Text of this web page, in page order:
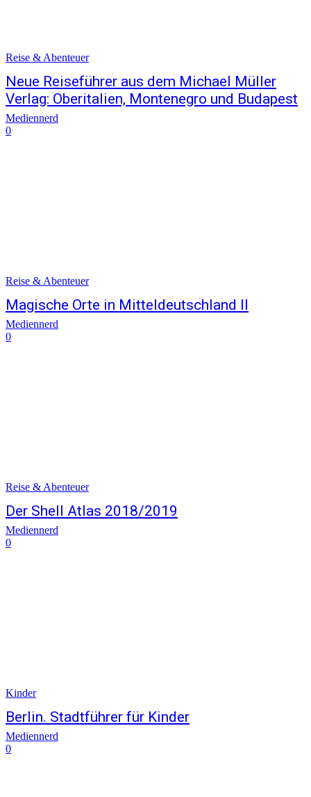
Reise & Abenteuer
Neue Reiseführer aus dem Michael Müller
Verlag: Oberitalien, Montenegro und Budapest
Mediennerd
0
Reise & Abenteuer
Magische Orte in Mitteldeutschland II
Mediennerd
0
Reise & Abenteuer
Der Shell Atlas 2018/2019
Mediennerd
0
Kinder
Berlin. Stadtführer für Kinder
Mediennerd
0